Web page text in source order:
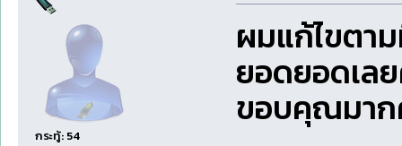
กระทู้: 54
ผมแก้ไขตา
ยอดยอดเล
ขอบคุณมา